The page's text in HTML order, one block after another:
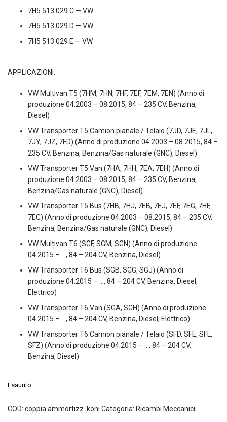
7H5 513 029 C — VW
7H5 513 029 D — VW
7H5 513 029 E — VW
APPLICAZIONI:
VW Multivan T5 (7HM, 7HN, 7HF, 7EF, 7EM, 7EN) (Anno di
produzione 04.2003 – 08.2015, 84 – 235 CV, Benzina,
Diesel)
VW Transporter T5 Camion pianale / Telaio (7JD, 7JE, 7JL,
7JY, 7JZ, 7FD) (Anno di produzione 04.2003 – 08.2015, 84 –
235 CV, Benzina, Benzina/Gas naturale (GNC), Diesel)
VW Transporter T5 Van (7HA, 7HH, 7EA, 7EH) (Anno di
produzione 04.2003 – 08.2015, 84 – 235 CV, Benzina,
Benzina/Gas naturale (GNC), Diesel)
VW Transporter T5 Bus (7HB, 7HJ, 7EB, 7EJ, 7EF, 7EG, 7HF,
7EC) (Anno di produzione 04.2003 – 08.2015, 84 – 235 CV,
Benzina, Benzina/Gas naturale (GNC), Diesel)
VW Multivan T6 (SGF, SGM, SGN) (Anno di produzione
04.2015 – …, 84 – 204 CV, Benzina, Diesel)
VW Transporter T6 Bus (SGB, SGG, SGJ) (Anno di
produzione 04.2015 – …, 84 – 204 CV, Benzina, Diesel,
Elettrico)
VW Transporter T6 Van (SGA, SGH) (Anno di produzione
04.2015 – …, 84 – 204 CV, Benzina, Diesel, Elettrico)
VW Transporter T6 Camion pianale / Telaio (SFD, SFE, SFL,
SFZ) (Anno di produzione 04.2015 – …, 84 – 204 CV,
Benzina, Diesel)
Esaurito
COD: coppia ammortizz. koni Categoria: Ricambi Meccanici